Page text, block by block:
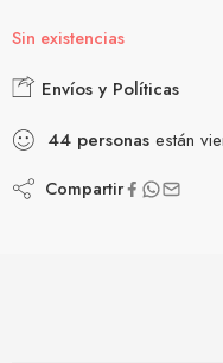
Sin existencias
Envíos y Políticas
44 personas están
Compartir